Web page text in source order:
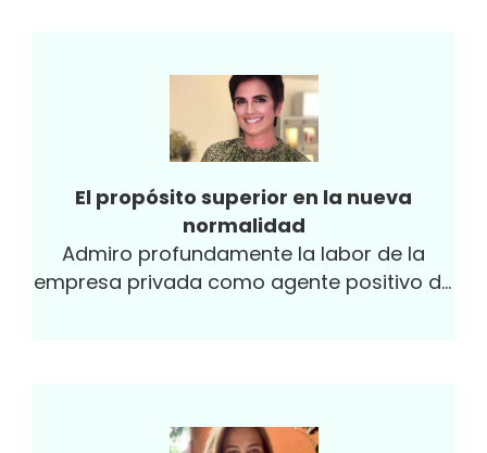
El propósito superior en la nueva
normalidad
Admiro profundamente la labor de la
empresa privada como agente positivo de